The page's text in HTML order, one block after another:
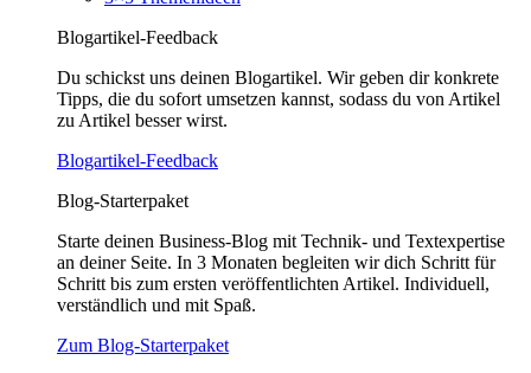
Blogartikel-Feedback
Du schickst uns deinen Blogartikel. Wir geben dir konkrete
Tipps, die du sofort umsetzen kannst, sodass du von Artikel
zu Artikel besser wirst.
Blogartikel-Feedback
Blog-Starterpaket
Starte deinen Business-Blog mit Technik- und Textexpertise
an deiner Seite. In 3 Monaten begleiten wir dich Schritt für
Schritt bis zum ersten veröffentlichten Artikel. Individuell,
verständlich und mit Spaß.
Zum Blog-Starterpaket